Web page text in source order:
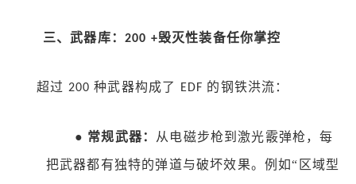
三、武器库： 200 +毁灭性装备任你掌控
超过 200种武器构成了 EDF 的钢铁洪流：
● 常规武器： 从电磁步枪到激光霰弹枪，每
把武器都有独特的弹道与破坏效果。例如“区域型